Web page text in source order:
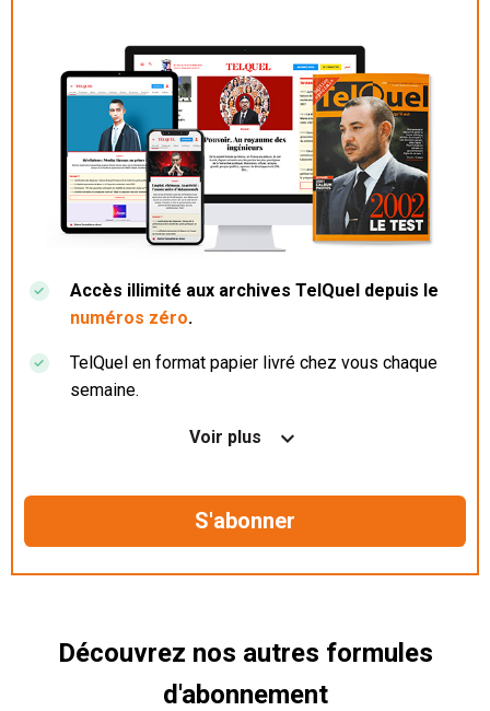
Accès illimité aux archives TelQuel depuis le
numéros zéro.
TelQuel en format papier livré chez vous chaque
semaine.
Nos articles en illimité sur ordinateur, tablette et
Le magazine TelQuel en numérique avant la sortie
Des informations confidentielles résérvées aux
Voir plus
Découvrez nos autres formules
d'abonnement